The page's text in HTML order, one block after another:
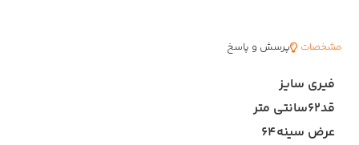
مشخصات پرسش و پاسخ
فیری سایز
قد۶۲سانتی متر
عرض سینه۶۴